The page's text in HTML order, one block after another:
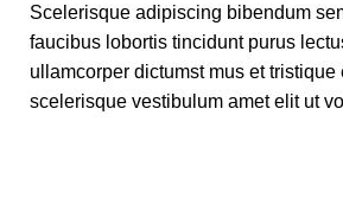
Scelerisque adipiscing bibendum
faucibus lobortis tincidunt purus
ullamcorper dictumst mus et
scelerisque vestibulum amet elit ut